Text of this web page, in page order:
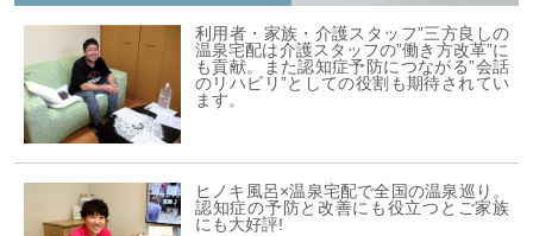
利用者・家族・介護スタッフ”三方良しの
温泉宅配は介護スタッフの”働き方改革”に
も貢献。また認知症予防につながる”会話
のリハビリ”としての役割も期待されてい
ます。
ヒノキ風呂×温泉宅配で全国の温泉巡り。
認知症の予防と改善にも役立つとご家族
にも大好評!